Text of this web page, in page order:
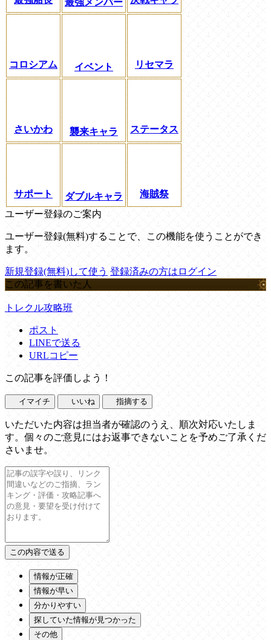
最強メンバー
コロシアム イベント リセマラ
さいかわ 襲来キャラ ステータス
サポート ダブルキャラ
海賊祭
ユーザー登録のご案内
ユーザー登録(無料)することで、この機能を使うことができ
ます。
新規登録(無料)して使う 登録済みの方はログイン
この記事を書いた人
トレクル攻略班
ポスト
LINEで送る
URLコピー
この記事を評価しよう！
イマイチ いいね 指摘する
いただいた内容は担当者が確認のうえ、順次対応いたしま
す。個々のご意見にはお返事できないことを予めご了承くだ
さいませ。
情報が正確
情報が早い
分かりやすい
探していた情報が見つかった
その他